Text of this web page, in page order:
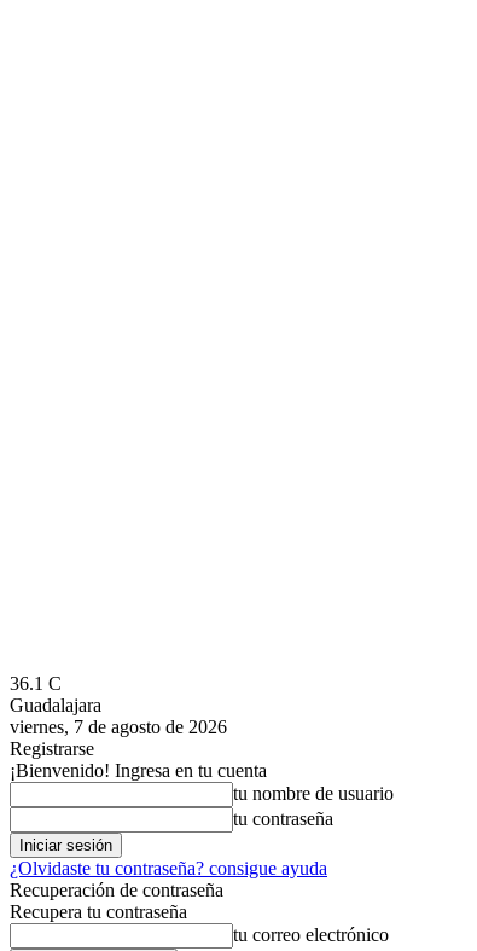
36.1 C
Guadalajara
viernes, 7 de agosto de 2026
Registrarse
¡Bienvenido! Ingresa en tu cuenta
tu nombre de usuario
tu contraseña
¿Olvidaste tu contraseña? consigue ayuda
Recuperación de contraseña
Recupera tu contraseña
tu correo electrónico